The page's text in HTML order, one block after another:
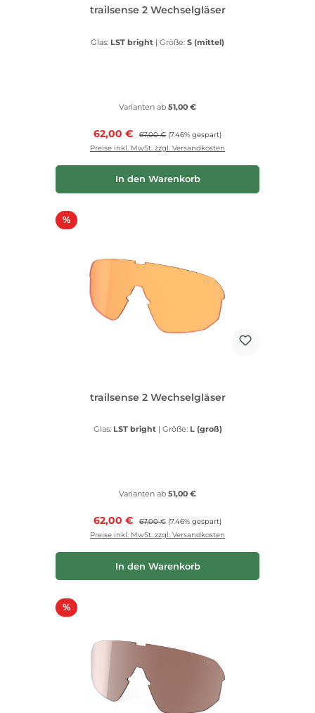
trailsense 2 Wechselgläser
Glas: LST bright | Größe: S (mittel)
Varianten ab 51,00 €
Verkaufspreis:
62,00 € Regulärer Preis:
67,00 € (7.46% gespart)
Preise inkl. MwSt. zzgl. Versandkosten
In den Warenkorb
%Rabatt
trailsense 2 Wechselgläser
Glas: LST bright | Größe: L (groß)
Varianten ab 51,00 €
Verkaufspreis:
62,00 € Regulärer Preis:
67,00 € (7.46% gespart)
Preise inkl. MwSt. zzgl. Versandkosten
In den Warenkorb
%Rabatt